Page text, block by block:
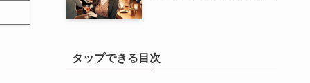
タップできる目次